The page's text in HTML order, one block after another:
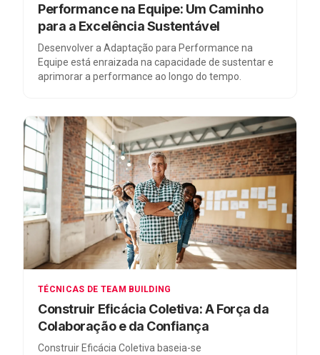
Performance na Equipe: Um Caminho
para a Excelência Sustentável
Desenvolver a Adaptação para Performance na
Equipe está enraizada na capacidade de sustentar e
aprimorar a performance ao longo do tempo.
TÉCNICAS DE TEAM BUILDING
Construir Eficácia Coletiva: A Força da
Colaboração e da Confiança
Construir Eficácia Coletiva baseia-se